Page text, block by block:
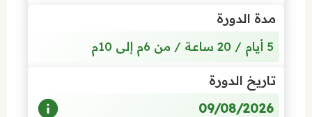
مدة الدورة
5 أيام / 20 ساعة / من 6م إلى 10م
تاريخ الدورة
09/08/2026